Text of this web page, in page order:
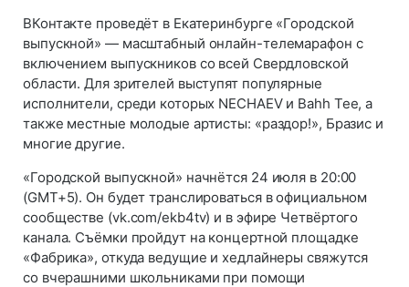
ВКонтакте проведёт в Екатеринбурге «Городской
выпускной» — масштабный онлайн-телемарафон с
включением выпускников со всей Свердловской
области. Для зрителей выступят популярные
исполнители, среди которых NECHAEV и Bahh Tee, а
также местные молодые артисты: «раздор!», Бразис и
многие другие.
«Городской выпускной» начнётся 24 июля в 20:00
(GMT+5). Он будет транслироваться в официальном
сообществе (vk.com/ekb4tv) и в эфире Четвёртого
канала. Съёмки пройдут на концертной площадке
«Фабрика», откуда ведущие и хедлайнеры свяжутся
со вчерашними школьниками при помощи